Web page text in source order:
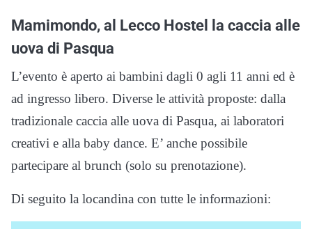
Mamimondo, al Lecco Hostel la caccia alle
uova di Pasqua
L’evento è aperto ai bambini dagli 0 agli 11 anni ed è
ad ingresso libero. Diverse le attività proposte: dalla
tradizionale caccia alle uova di Pasqua, ai laboratori
creativi e alla baby dance. E’ anche possibile
partecipare al brunch (solo su prenotazione).
Di seguito la locandina con tutte le informazioni: